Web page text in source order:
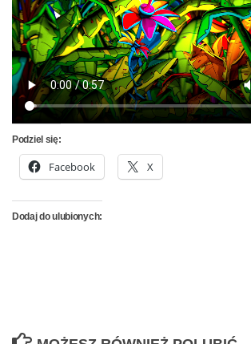
Podziel się:
Facebook X
Dodaj do ulubionych: